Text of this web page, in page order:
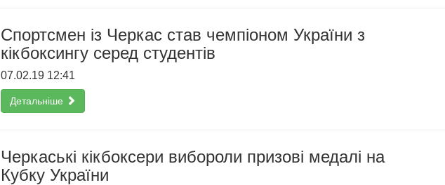
Спортсмен із Черкас став чемпіоном України з
кікбоксингу серед студентів
07.02.19 12:41
Детальніше
Черкаські кікбоксери вибороли призові медалі на
Кубку України